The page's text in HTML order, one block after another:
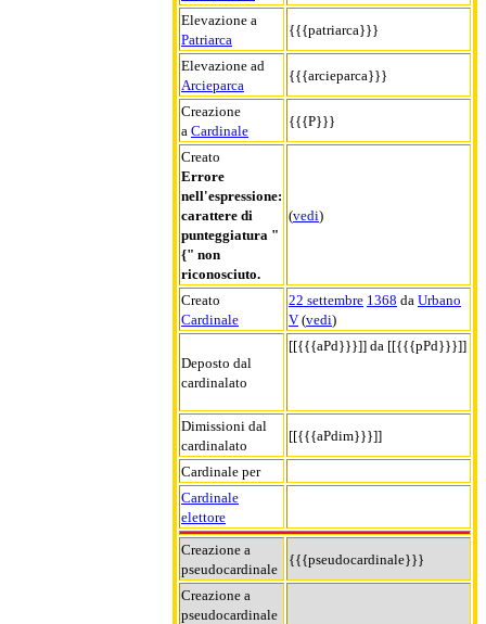
Elevazione a
Patriarca
{{{patriarca}}}
Elevazione ad
Arcieparca
{{{arcieparca}}}
Creazione
a Cardinale
{{{P}}}
Creato
Errore
nell'espressione:
carattere di
punteggiatura "
{" non
riconosciuto.
(vedi)
Creato
Cardinale
22 settembre 1368 da Urbano
V (vedi)
Deposto dal
cardinalato
[[{{{aPd}}}]] da [[{{{pPd}}}]]
Dimissioni dal
cardinalato
[[{{{aPdim}}}]]
Cardinale per
Cardinale
elettore
Creazione a
pseudocardinale
{{{pseudocardinale}}}
Creazione a
pseudocardinale